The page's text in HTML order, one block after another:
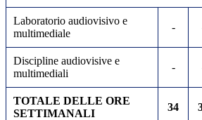
Laboratorio audiovisivo e
multimediale
-
Discipline audiovisive e
multimediali
-
TOTALE DELLE ORE
SETTIMANALI
34